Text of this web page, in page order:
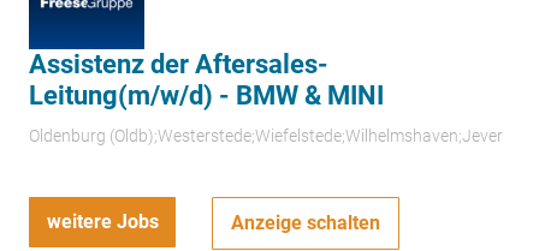
Assistenz der Aftersales-
Leitung(m/w/d) - BMW & MINI
Oldenburg (Oldb);Westerstede;Wiefelstede;Wilhelmshaven;Jever
weitere Jobs Anzeige schalten